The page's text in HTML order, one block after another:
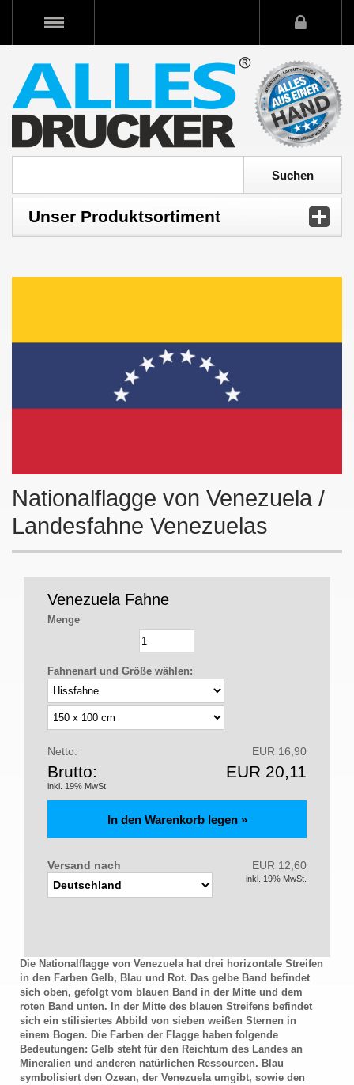
Unser Produktsortiment
Nationalflagge von Venezuela /
Landesfahne Venezuelas
Venezuela Fahne
Menge
Fahnenart und Größe wählen:
Netto: EUR 16,90
Brutto:
inkl. 19% MwSt.
EUR 20,11
Versand nach EUR 12,60
inkl. 19% MwSt.
Die Nationalflagge von Venezuela hat drei horizontale Streifen
in den Farben Gelb, Blau und Rot. Das gelbe Band befindet
sich oben, gefolgt vom blauen Band in der Mitte und dem
roten Band unten. In der Mitte des blauen Streifens befindet
sich ein stilisiertes Abbild von sieben weißen Sternen in
einem Bogen. Die Farben der Flagge haben folgende
Bedeutungen: Gelb steht für den Reichtum des Landes an
Mineralien und anderen natürlichen Ressourcen. Blau
symbolisiert den Ozean, der Venezuela umgibt, sowie den